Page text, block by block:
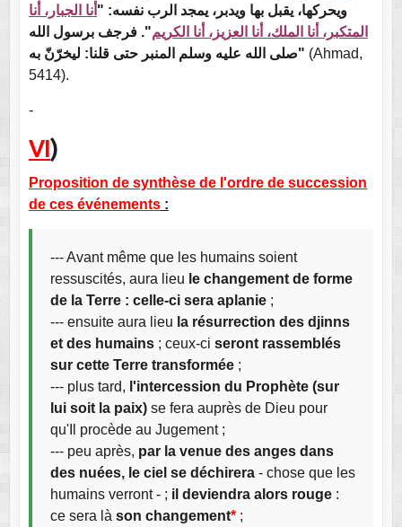
ويحركها، يقبل بها ويدبر، يمجد الرب نفسه: " أنا الجبار، أنا
المتكبر، أنا الملك، أنا العزيز، أنا الكريم". فرجف برسول الله
صلى الله عليه وسلم المنبر حتى قلنا: ليخرّنّ به" (Ahmad,
5414).
-
VI)
Proposition de synthèse de l'ordre de succession
de ces événements:
--- Avant même que les humains soient
ressuscités, aura lieu le changement de forme
de la Terre : celle-ci sera aplanie;
--- ensuite aura lieu la résurrection des djinns
et des humains; ceux-ci seront rassemblés
sur cette Terre transformée;
--- plus tard, l'intercession du Prophète (sur
lui soit la paix)se fera auprès de Dieu pour
qu'Il procède au Jugement ;
--- peu après, par la venue des anges dans
des nuées, le ciel se déchirera- chose que les
humains verront - ; il deviendra alors rouge:
ce sera là son changement*;